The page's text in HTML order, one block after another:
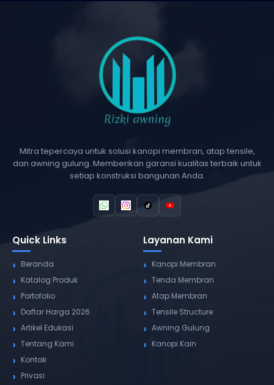
Mitra tepercaya untuk solusi kanopi membran, atap tensile,
dan awning gulung. Memberikan garansi kualitas terbaik untuk
setiap konstruksi bangunan Anda.
Quick Links
Beranda
Katalog Produk
Portofolio
Daftar Harga 2026
Artikel Edukasi
Tentang Kami
Kontak
Privasi
Layanan Kami
Kanopi Membran
Tenda Membran
Atap Membran
Tensile Structure
Awning Gulung
Kanopi Kain